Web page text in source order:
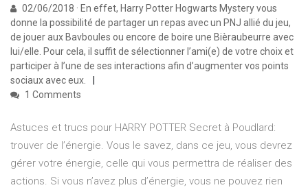
02/06/2018 · En effet, Harry Potter Hogwarts Mystery vous
donne la possibilité de partager un repas avec un PNJ allié du jeu,
de jouer aux Bavboules ou encore de boire une Bièraubeurre avec
lui/elle. Pour cela, il suffit de sélectionner l’ami(e) de votre choix et
participer à l’une de ses interactions afin d’augmenter vos points
sociaux avec eux.
1 Comments
Astuces et trucs pour HARRY POTTER Secret à Poudlard:
trouver de l’énergie. Vous le savez, dans ce jeu, vous devrez
gérer votre énergie, celle qui vous permettra de réaliser des
actions. Si vous n’avez plus d’énergie, vous ne pouvez rien